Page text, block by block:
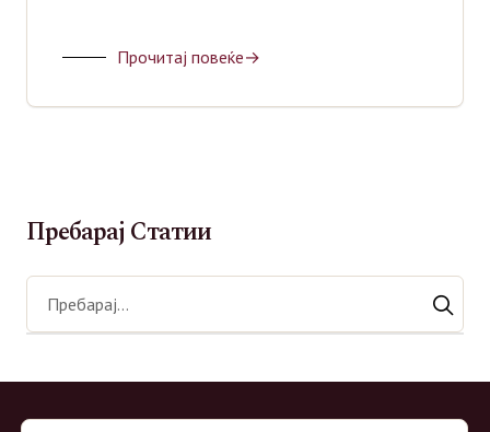
Прочитај повеќе
Пребарај Статии